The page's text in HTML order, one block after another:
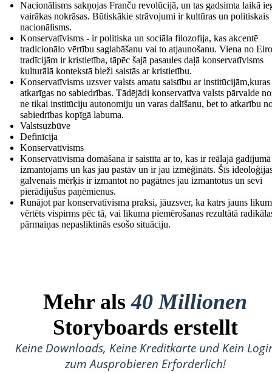
Nacionālisms sakņojas Franču revolūcijā, un tas gadsimta laikā
vairākas nokrāsas. Būtiskākie strāvojumi ir kultūras un politiskais
nacionālisms.
Konservatīvisms - ir politiska un sociāla filozofija, kas akcentē
tradicionālo vērtību saglabāšanu vai to atjaunošanu. Viena no
tradīcijām ir kristietība, tāpēc šajā pasaules daļā konservatīvisms
kulturālā kontekstā bieži saistās ar kristietību.
Konservatīvisms uzsver valsts amatu saistību ar
atkarīgas no sabiedrības. Tādējādi konservatīva valsts pārvalde
ne tikai institūciju autonomiju un varas dalīšanu, bet to atkarību
sabiedrības kopīgā labuma.
Valstsuzbūve
Definīcija
Konservatīvisms
Konservatīvisma domāšana ir saistīta ar to, kas ir reālajā gadījumā
izmantojams un kas jau pastāv un ir jau izmēģināts. Šīs
galvenais mērķis ir izmantot no pagātnes jau izmantotus un sevi
pierādījušus paņēmienus.
Runājot par konservatīvisma praksi, jāuzsver, ka katrs jauns
vērtēts vispirms pēc tā, vai likuma piemērošanas rezultātā
pārmaiņas nepasliktinās esošo situāciju.
Mehr als40 Millionen
Storyboards erstellt
Keine Downloads, Keine Kreditkarte und Kein
zum Ausprobieren Erforderlich!